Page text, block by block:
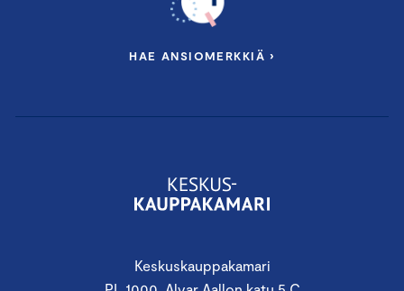
Keskuskauppakamari
HAE ANSIOMERKKIÄ ›